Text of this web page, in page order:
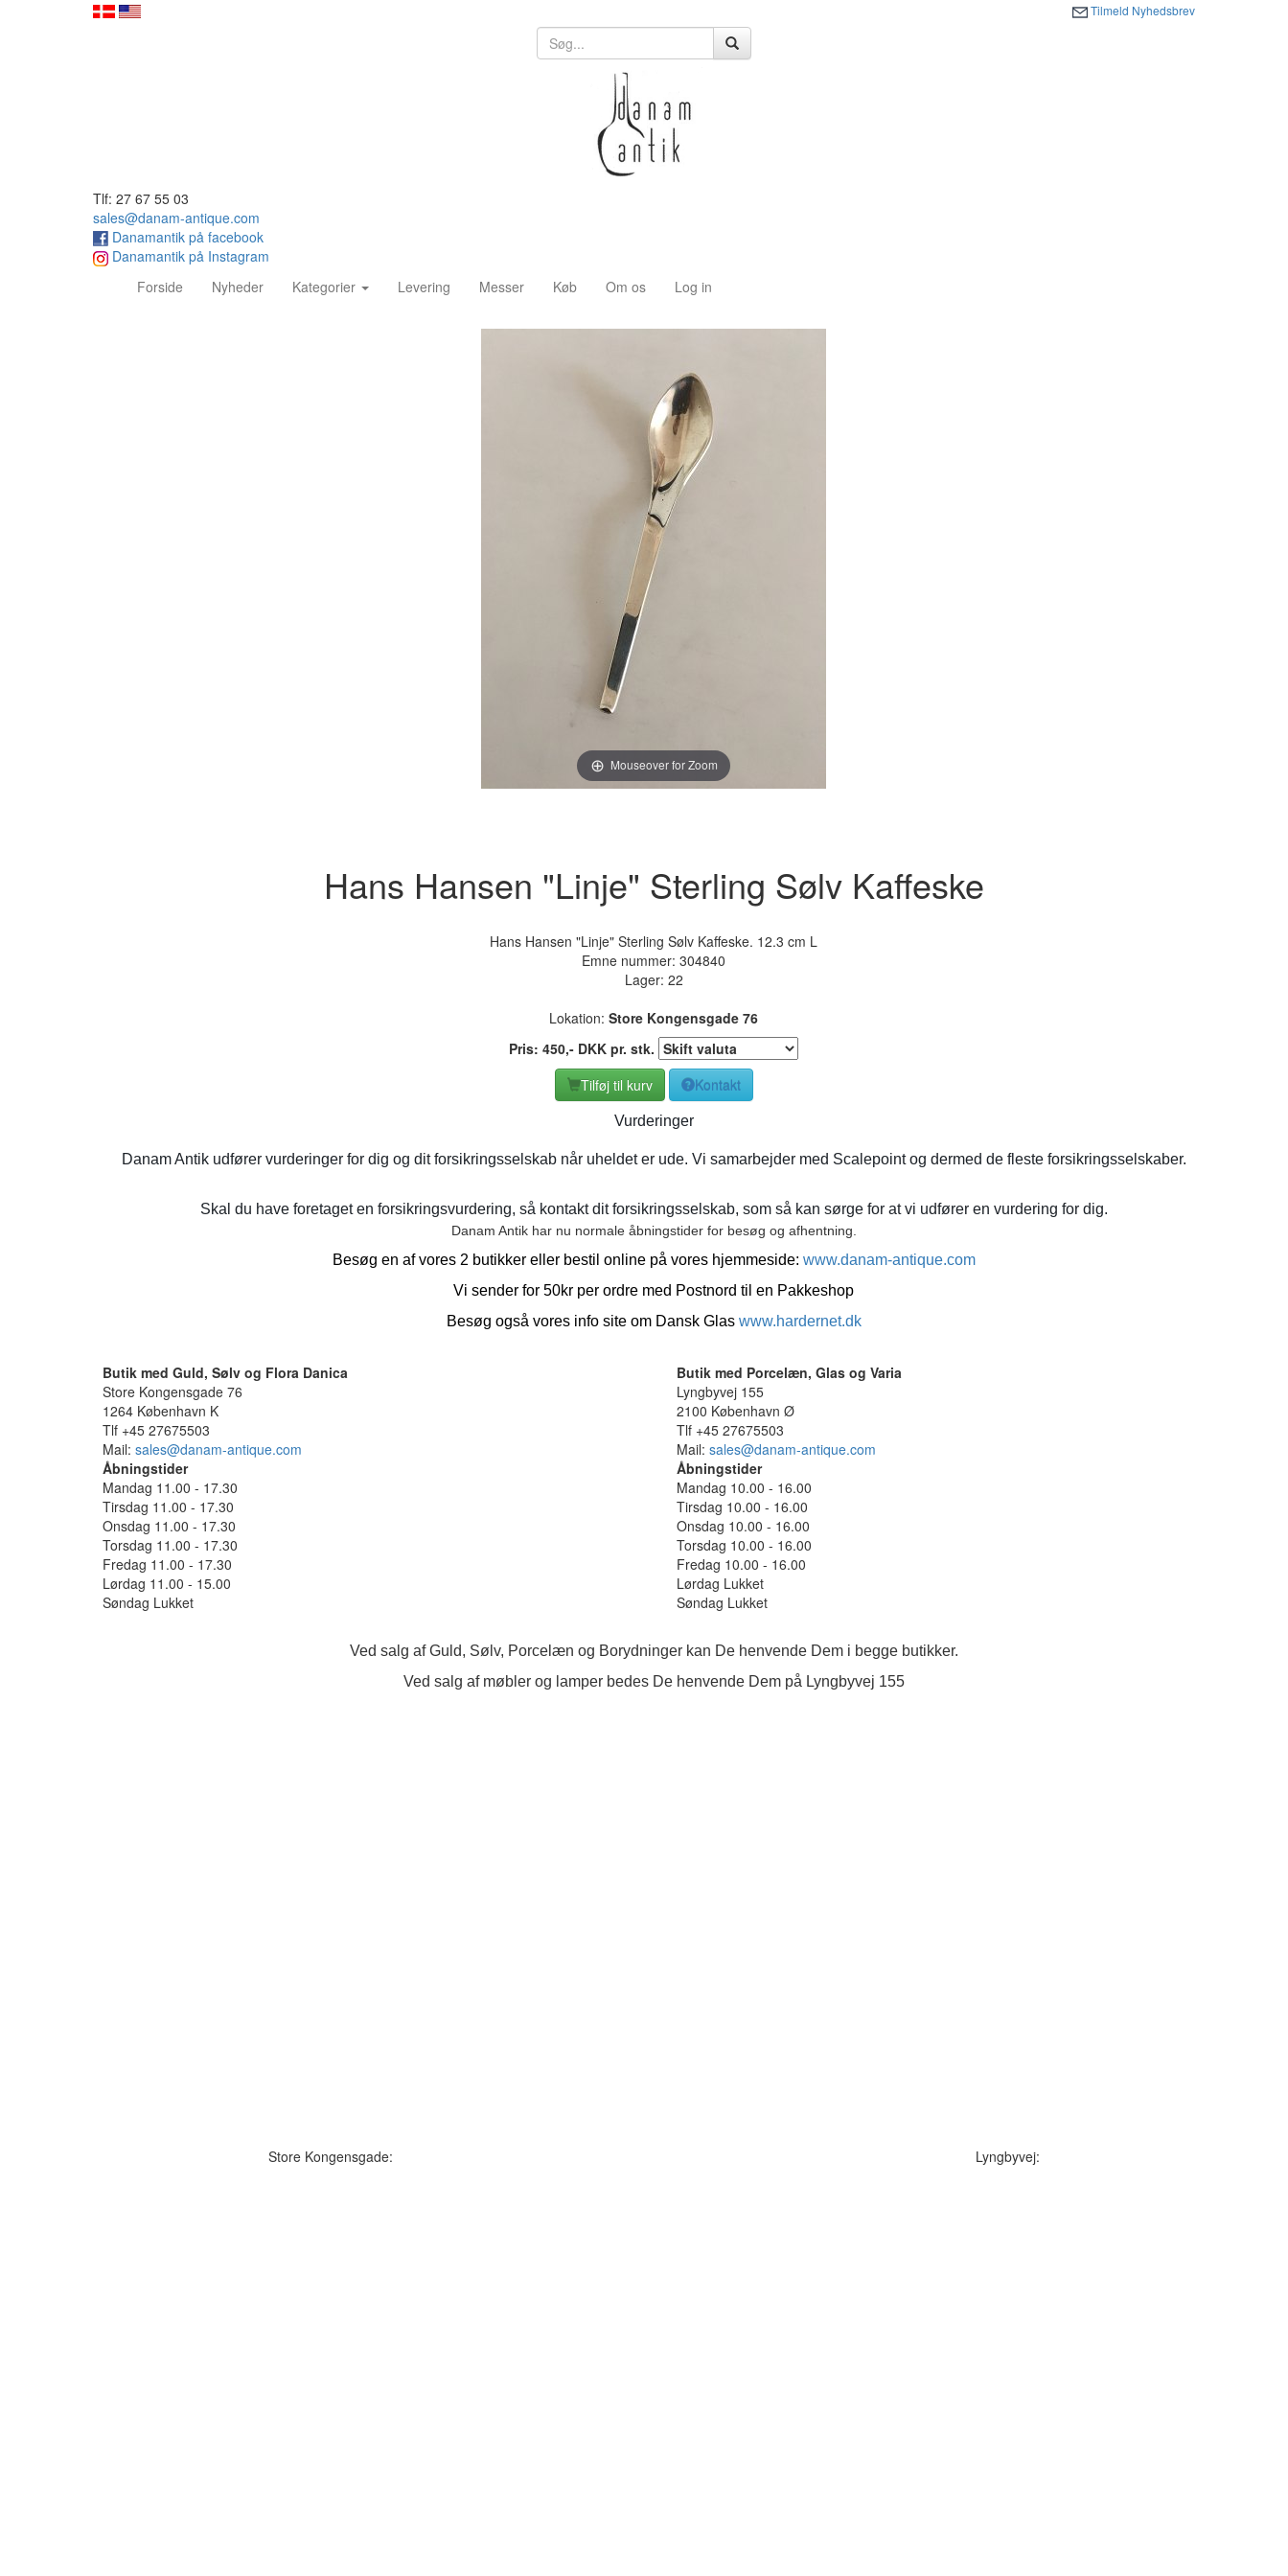
Tilmeld Nyhedsbrev
Tlf: 27 67 55 03
sales@danam-antique.com
Danamantik på facebook
Danamantik på Instagram
Forside (current)Nyheder Kategorier Levering Messer Køb Om os Log in
Mouseover for Zoom
Hans Hansen "Linje" Sterling Sølv Kaffeske
Hans Hansen "Linje" Sterling Sølv Kaffeske. 12.3 cm L
Emne nummer: 304840
Lager: 22
Lokation: Store Kongensgade 76
Pris: 450,- DKK pr. stk.
Tilføj til kurv
Kontakt
Vurderinger
Danam Antik udfører vurderinger for dig og dit forsikringsselskab når uheldet er ude. Vi samarbejder med Scalepoint og dermed de fleste forsikringsselskaber.
Skal du have foretaget en forsikringsvurdering, så kontakt dit forsikringsselskab, som så kan sørge for at vi udfører en vurdering for dig.
Danam Antik har nu normale åbningstider for besøg og afhentning.
Besøg en af vores 2 butikker eller bestil online på vores hjemmeside: www.danam-antique.com
Vi sender for 50kr per ordre med Postnord til en Pakkeshop
Besøg også vores info site om Dansk Glas www.hardernet.dk
Butik med Guld, Sølv og Flora Danica
Butik med Porcelæn, Glas og Varia
Store Kongensgade 76
Lyngbyvej 155
1264 København K
2100 København Ø
Tlf +45 27675503
Tlf +45 27675503
Mail: sales@danam-antique.com Mail: sales@danam-antique.com
Åbningstider
Åbningstider
Mandag 11.00 - 17.30
Mandag 10.00 - 16.00
Tirsdag 11.00 - 17.30
Tirsdag 10.00 - 16.00
Onsdag 11.00 - 17.30
Onsdag 10.00 - 16.00
Torsdag 11.00 - 17.30
Torsdag 10.00 - 16.00
Fredag 11.00 - 17.30
Fredag 10.00 - 16.00
Lørdag 11.00 - 15.00
Lørdag Lukket
Søndag Lukket
Søndag Lukket
Ved salg af Guld, Sølv, Porcelæn og Borydninger kan De henvende Dem i begge butikker.
Ved salg af møbler og lamper bedes De henvende Dem på Lyngbyvej 155
Store Kongensgade: Lyngbyvej: